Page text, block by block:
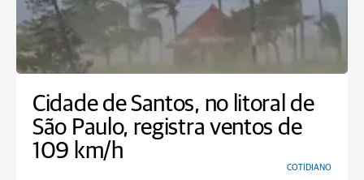
Cidade de Santos, no litoral de
São Paulo, registra ventos de
109 km/h
COTIDIANO